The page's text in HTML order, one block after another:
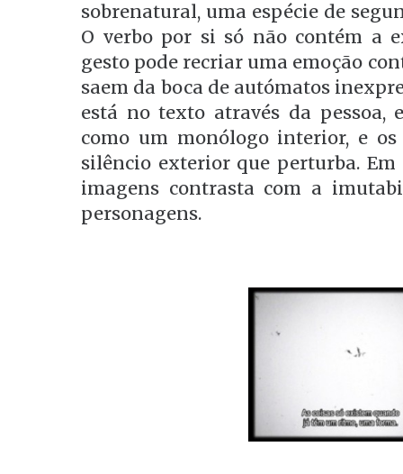
sobrenatural, uma espécie de
O verbo por si só não contém a
gesto pode recriar uma emoção
saem da boca de autómatos
está no texto através da pessoa,
como um monólogo interior, e
silêncio exterior que perturba. Em
imagens contrasta com a
personagens.